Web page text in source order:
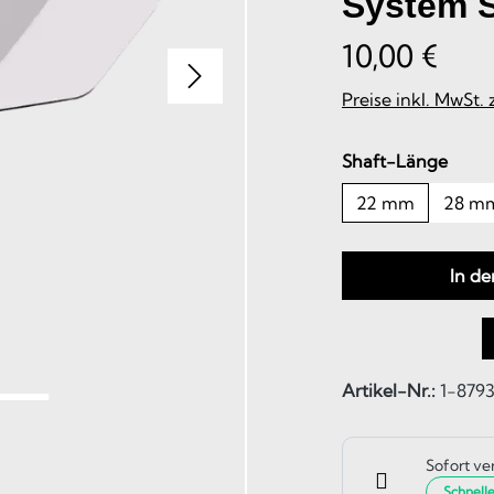
10,00 €
Preise inkl. MwSt.
Shaft-Länge
22 mm
28
In
Artikel-Nr.: 1-8793
Sofort